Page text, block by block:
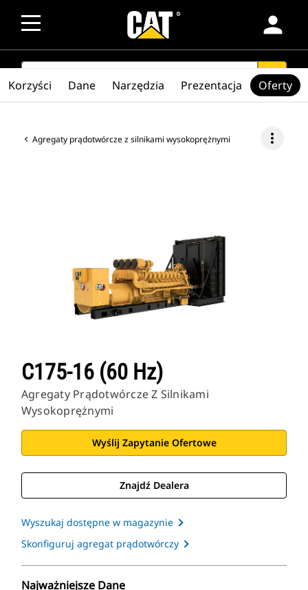
person
SEARCH search
Agregaty prądotwórcze z silnikami wysokoprężnymi more_vert
C175-16 (60 Hz)
Agregaty Prądotwórcze Z Silnikami
Wysokoprężnymi
Wyślij Zapytanie Ofertowe
Znajdź Dealera
Wyszukaj dostępne w magazynie
Skonfiguruj agregat prądotwórczy
Najważniejsze Dane
Korzyści Dane Narzędzia Prezentacja Oferty